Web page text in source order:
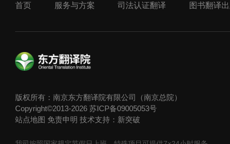
首页 服务与方案 司法认证翻译 图书翻译
版权所有：南京东方翻译院有限公司（南京总院）
Copyright©2013-2026 苏ICP备09005053号
站点地图 免责申明 技术支持：新突破